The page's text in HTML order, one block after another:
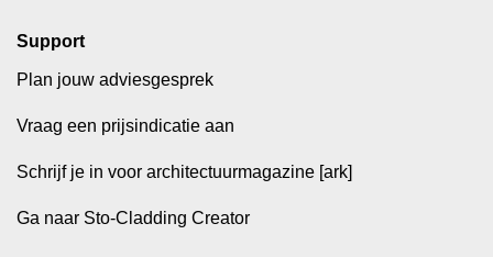
Support
Plan jouw adviesgesprek
Vraag een prijsindicatie aan
Schrijf je in voor architectuurmagazine [ark]
Ga naar Sto-Cladding Creator